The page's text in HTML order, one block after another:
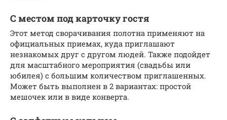
С местом под карточку гостя
Этот метод сворачивания полотна применяют на
официальных приемах, куда приглашают
незнакомых друг с другом людей. Также подойдет
для масштабного мероприятия (свадьбы или
юбилея) с большим количеством приглашенных.
Может быть выполнен в 2 вариантах: простой
мешочек или в виде конверта.